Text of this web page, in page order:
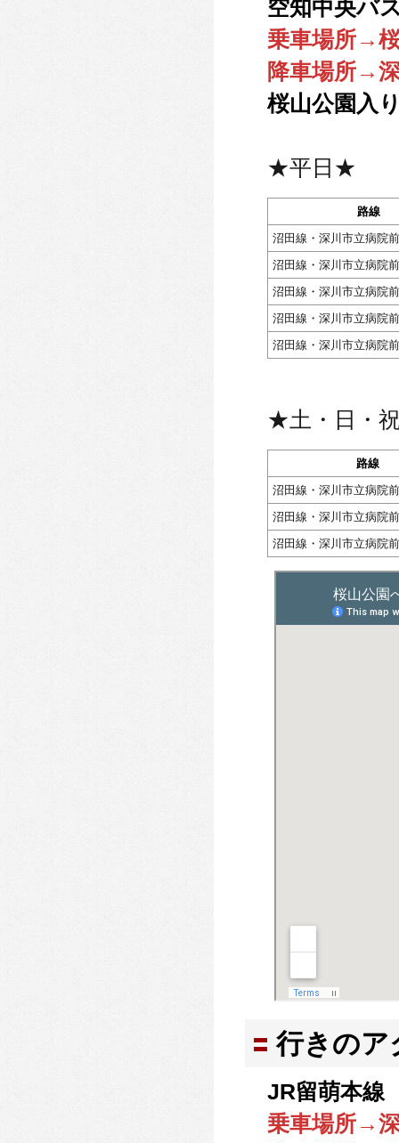
空知中央バ
乗車場所→
降車場所→
桜山公園入
★平日★
路線
沼田線・深川市立病院
沼田線・深川市立病院
沼田線・深川市立病院
沼田線・深川市立病院
沼田線・深川市立病院
★土・日・
路線
沼田線・深川市立病院
沼田線・深川市立病院
沼田線・深川市立病院
行きのア
JR留萌本
乗車場所→